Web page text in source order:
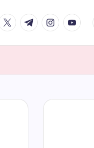
TelegramInstagram
Youtube